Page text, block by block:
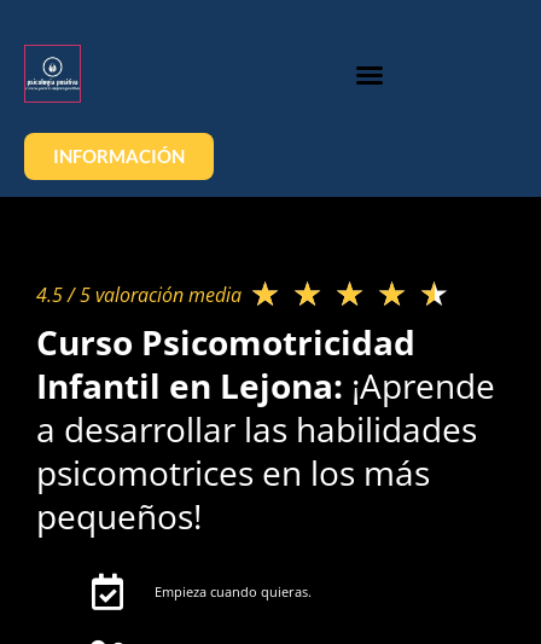
INFORMACIÓN
4.5 / 5 valoración media​ ★ ★ ★ ★ ★
Curso Psicomotricidad
Infantil en Lejona: ¡Aprende
a desarrollar las habilidades
psicomotrices en los más
pequeños!
Empieza cuando quieras.